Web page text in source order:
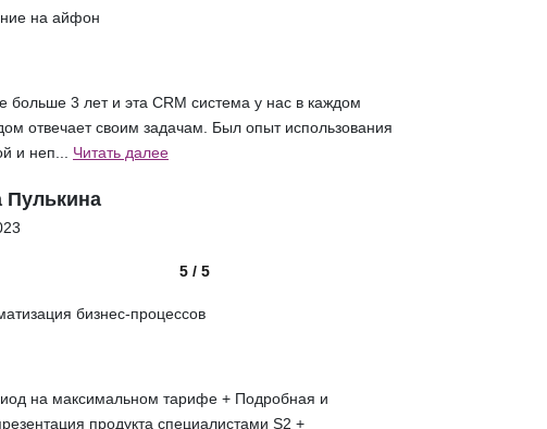
на айфон
больше 3 лет и эта CRM система у нас в каждом
отвечает своим задачам. Был опыт использования
и неп... Читать далее
Пулькина
5 / 5
бизнес-процессов
на максимальном тарифе + Подробная и
продукта специалистами S2 +